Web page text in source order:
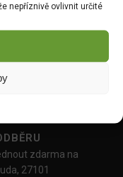
nepříznivě ovlivnit určité
KČ
Kč,kterénepřesahují
zdarma na
27101